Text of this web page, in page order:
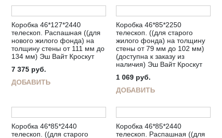
Коробка 46*127*2440
телескоп. Распашная ((для
нового жилого фонда) на
толщину стены от 111 мм до
134 мм) Эш Вайт Кроскут
7 375 руб.
ДОБАВИТЬ
Коробка 46*85*2250
телескоп. ((для старого
жилого фонда) на толщину
стены от 79 мм до 102 мм)
(доступна к заказу из
наличия) Эш Вайт Кроскут
1 069 руб.
ДОБАВИТЬ
Коробка 46*85*2440
телескоп. ((для старого
Коробка 46*85*2440
телескоп. Распашная ((для